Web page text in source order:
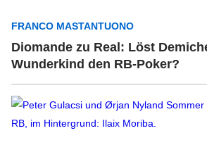
FRANCO MASTANTUONO
Diomande zu Real: Löst
Wunderkind den RB-Poker?